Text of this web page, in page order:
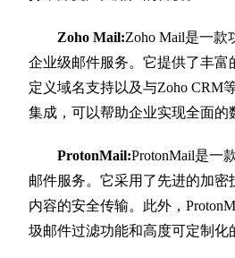
Zoho Mail:Zoho Mail是一款
企业级邮件服务。它提供了丰富
定义域名支持以及与Zoho CRM
集成，可以帮助企业实现全面的
ProtonMail:ProtonMail是一
邮件服务。它采用了先进的加密
内容的安全传输。此外，
圾邮件过滤功能和高度可定制化